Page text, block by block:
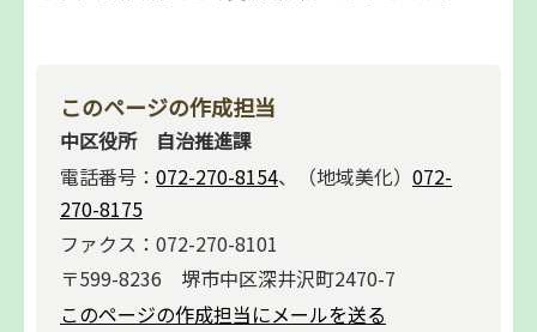
このページの作成担当
中区役所 自治推進課
電話番号： 072-270-8154、（地域美化） 072-
270-8175
ファクス：072-270-8101
〒599-8236 堺市中区深井沢町2470-7
このページの作成担当にメールを送る